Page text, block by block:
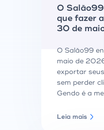
O
que fazer
30 de
O Salão99
maio de
exportar
sem perder
Gendo é a
Leia mais